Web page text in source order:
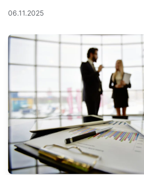
06.11.2025